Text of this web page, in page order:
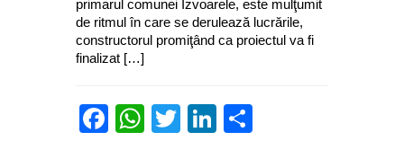
primarul comunei Izvoarele, este mulţumit
de ritmul în care se derulează lucrările,
constructorul promiţând ca proiectul va fi
finalizat […]
Facebook
WhatsApp
TwitterLinkedIn